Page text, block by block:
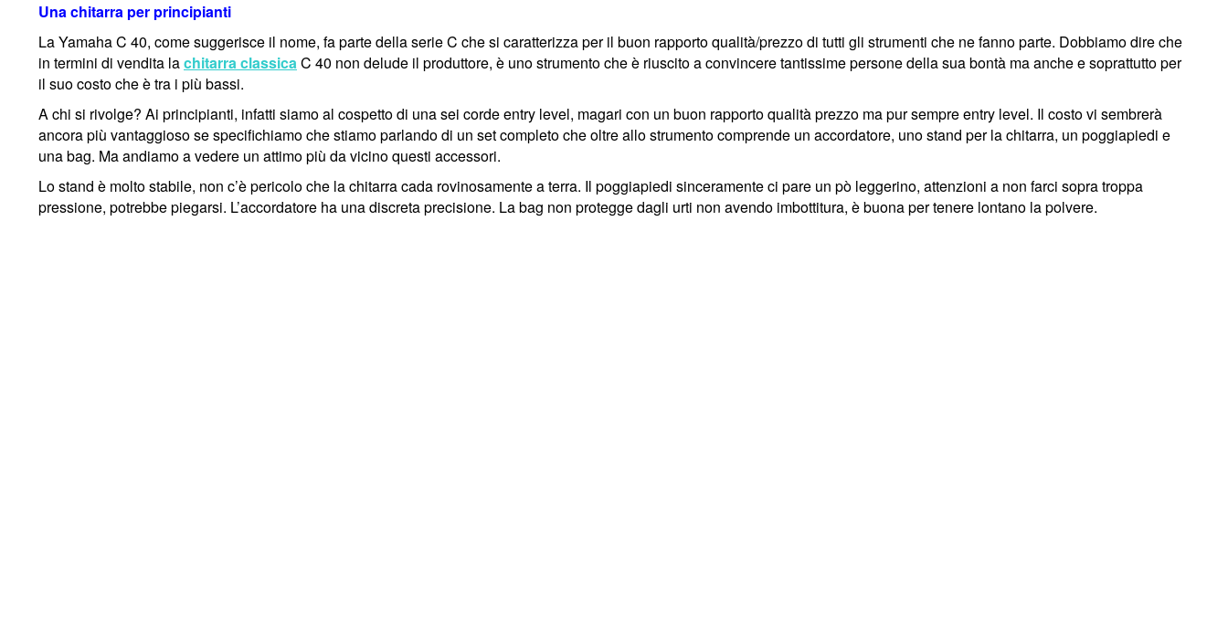
Una chitarra per principianti
La Yamaha C 40, come suggerisce il nome, fa parte della serie C che si caratterizza per il buon rapporto qualità/prezzo di tutti gli strumenti che ne fanno parte. Dobbiamo dire che
in termini di vendita lachitarra classicaC 40 non delude il produttore, è uno strumento che è riuscito a convincere tantissime persone della sua bontà ma anche e soprattutto per
il suo costo che è tra i più bassi.
A chi si rivolge? Ai principianti, infatti siamo al cospetto di una sei corde entry level, magari con un buon rapporto qualità prezzo ma pur sempre entry level. Il costo vi sembrerà
ancora più vantaggioso se specifichiamo che stiamo parlando di un set completo che oltre allo strumento comprende un accordatore, uno stand per la chitarra, un poggiapiedi e
una bag. Ma andiamo a vedere un attimo più da vicino questi accessori.
Lo stand è molto stabile, non c’è pericolo che la chitarra cada rovinosamente a terra. Il poggiapiedi sinceramente ci pare un pò leggerino, attenzioni a non farci sopra troppa
pressione, potrebbe piegarsi. L’accordatore ha una discreta precisione. La bag non protegge dagli urti non avendo imbottitura, è buona per tenere lontano la polvere.